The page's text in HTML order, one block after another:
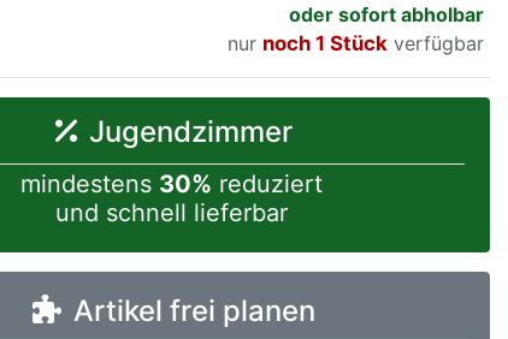
oder sofort abholbar
nur
noch 1 Stück verfügbar
Jugendzimmer
mindestens 30% reduziert
und schnell lieferbar
Artikel frei planen